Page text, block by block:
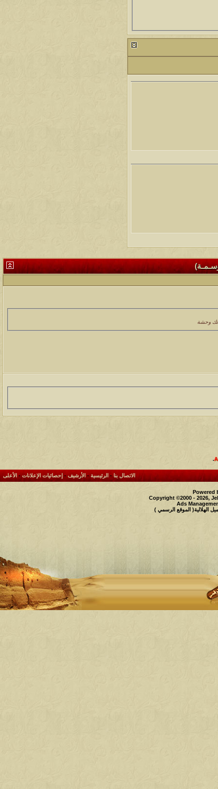
لك وحشة
.
الاتصال بنا- الرئيسية- الأرشيف - إحصائيات الإعلانات- الأعلى
Powered
Copyright ©2000 - 2026,
Ads
الهلالية( الموقع الرسمي )